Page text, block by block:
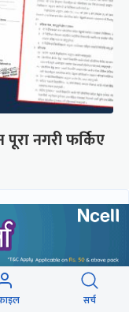
नगरी फर्किए
लाचार
सर्च